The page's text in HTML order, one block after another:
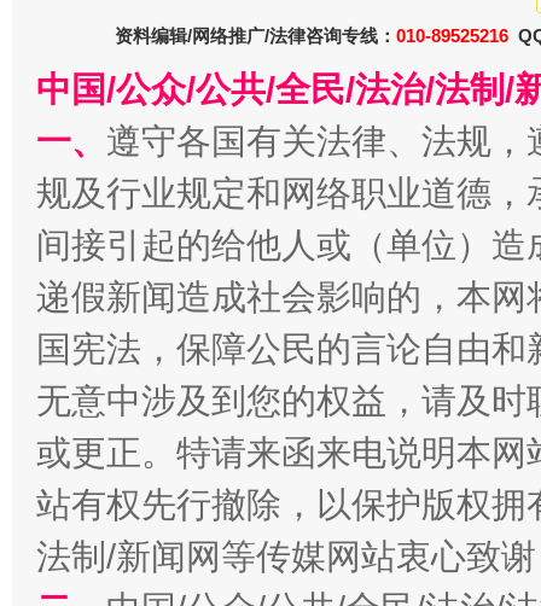
解纷+调解+退费，一次搞定
资料编辑/网络推广/法律咨询专线： 010-89525216
中国/公众/公共/全民/法治/法制/
一、 遵守各国有关法律、法规
规及行业规定和网络职业道德
间接引起的给他人或（单位）
递假新闻造成社会影响的，本
国宪法，保障公民的言论自由
无意中涉及到您的权益，请及
或更正。特请来函来电说明本
站有权先行撤除，以保护版权
法制/新闻网等传媒网站衷心致